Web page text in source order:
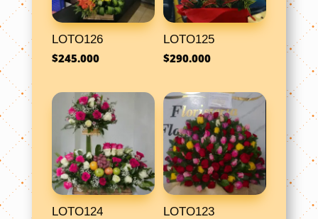
LOTO126
$245.000
LOTO125
$290.000
LOTO124 LOTO123